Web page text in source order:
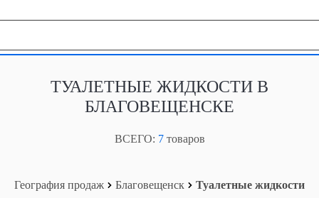
ТУАЛЕТНЫЕ ЖИДКОСТИ В
БЛАГОВЕЩЕНСКЕ
ВСЕГО: 7товаров
География продаж Благовещенск Туалетные жидкости